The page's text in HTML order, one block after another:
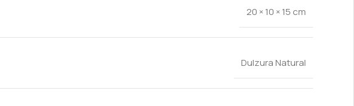
20 × 10 × 15 cm
Dulzura Natural